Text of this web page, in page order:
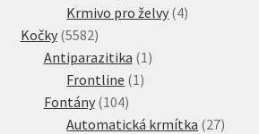
produkty
Krmivo pro želvy 44
Kočky 55825582
produktů
Antiparazitika 1 1
Frontline 1 1
Fontány 104104
produktů
Automatická krmítka 2727